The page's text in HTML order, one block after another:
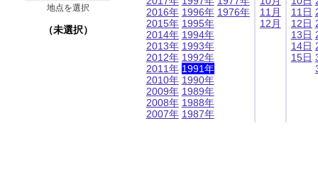
地点を選択
（未選択）
2016年
2015年
2014年
2013年
2012年
2011年
2010年
2009年
2008年
2007年
1996年
1995年
1994年
1993年
1992年
1991年
1990年
1989年
1988年
1987年
1976年
11月
12月
11日
12日
13日
14日
15日